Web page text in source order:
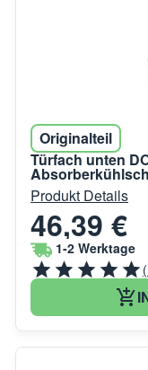
Originalteil
Türfach unten
Produkt Details
46,39 €
1-2 Werktage